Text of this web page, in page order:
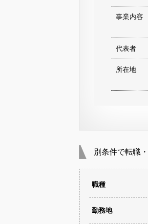
事業内容
代表者
所在地
別条件で転職
職種
勤務地